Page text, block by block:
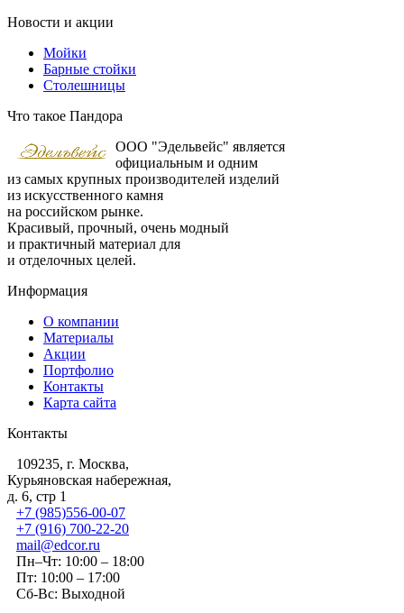
Новости и акции
Мойки
Барные стойки
Столешницы
Что такое Пандора
ООО "Эдельвейс" является
официальным и одним
из самых крупных производителей изделий
из искусственного камня
на российском рынке.
Красивый, прочный, очень модный
и практичный материал для
и отделочных целей.
Информация
О компании
Материалы
Акции
Портфолио
Контакты
Карта сайта
Контакты
109235, г. Москва,
Курьяновская набережная,
д. 6, стр 1
+7 (985)556-00-07
+7 (916) 700-22-20
mail@edcor.ru
Пн–Чт: 10:00 – 18:00
Пт: 10:00 – 17:00
Сб-Вс: Выходной